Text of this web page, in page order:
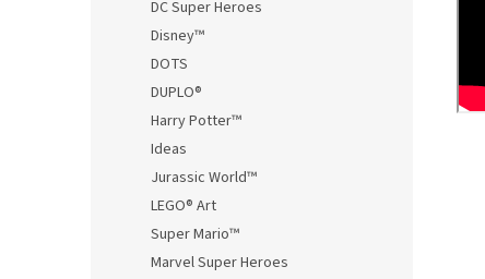
DC Super Heroes
Disney™
DOTS
DUPLO®
Harry Potter™
Ideas
Jurassic World™
LEGO® Art
Super Mario™
Marvel Super Heroes